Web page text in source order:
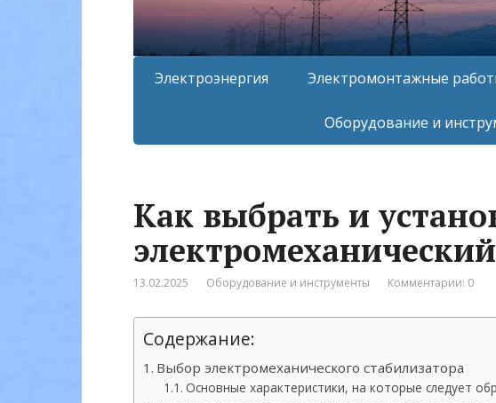
Электроэнергия Электромонтажные
Оборудование и
Как выбрать и
13.02.2025 Оборудование и инструменты Комментарии: 0
Содержание:
Выбор электромеханического стабилизатора
Основные характеристики, на которые следует